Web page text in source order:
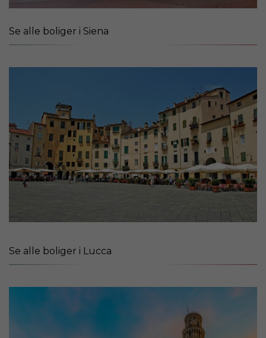
Se alle boliger i Siena
Se alle boliger i Lucca